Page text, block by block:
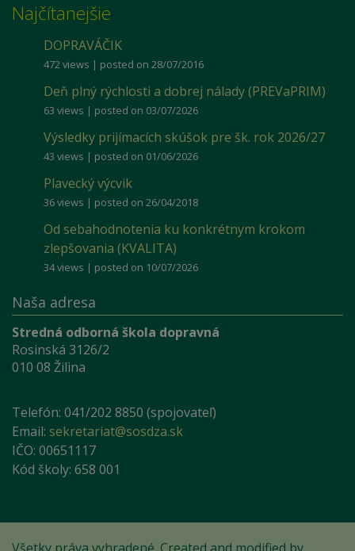
Najčítanejšie
DOPRAVÁČIK
472 views | posted on 28/07/2016
Deň plný rýchlosti a dobrej nálady (PREVaPRIM)
63 views | posted on 03/07/2026
Výsledky prijímacích skúšok pre šk. rok 2026/27
43 views | posted on 01/06/2026
Plavecký výcvik
36 views | posted on 26/04/2018
Od sebahodnotenia ku konkrétnym krokom
zlepšovania (KVALITA)
34 views | posted on 10/07/2026
Naša adresa
Stredná odborná škola dopravná
Rosinská 3126/2
010 08 Žilina
Telefón: 041/202 8850 (spojovateľ)
Email: sekretariat@sosdza.sk
IČO: 00651117
Kód školy: 658 001